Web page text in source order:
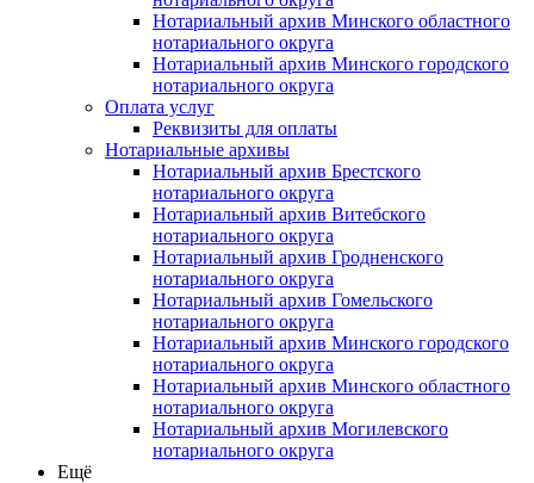
Нотариальный архив Минского областного
нотариального округа
Нотариальный архив Минского городского
нотариального округа
Оплата услуг
Реквизиты для оплаты
Нотариальные архивы
Нотариальный архив Брестского
нотариального округа
Нотариальный архив Витебского
нотариального округа
Нотариальный архив Гродненского
нотариального округа
Нотариальный архив Гомельского
нотариального округа
Нотариальный архив Минского городского
нотариального округа
Нотариальный архив Минского областного
нотариального округа
Нотариальный архив Могилевского
нотариального округа
Ещё